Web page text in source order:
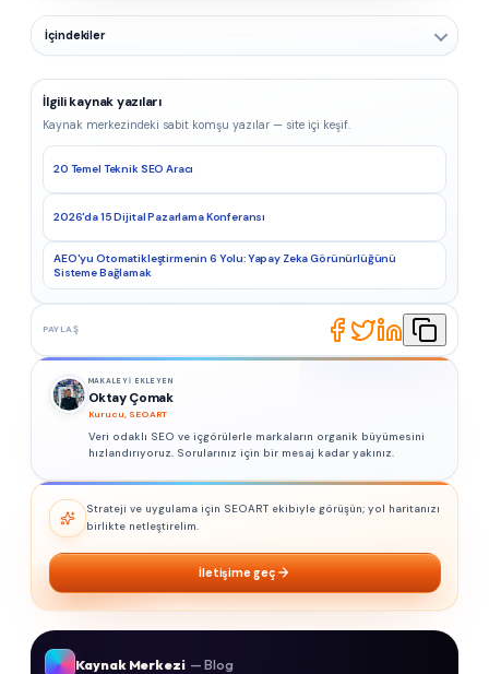
İçindekiler
İlgili kaynak yazıları
Kaynak merkezindeki sabit komşu yazılar — site içi keşif.
20 Temel Teknik SEO Aracı
2026'da 15 Dijital Pazarlama Konferansı
AEO'yu Otomatikleştirmenin 6 Yolu: Yapay Zeka Görünürlüğünü
Sisteme Bağlamak
PAYLAŞ
MAKALEYI EKLEYEN
Oktay Çomak
Kurucu, SEOART
Veri odaklı SEO ve içgörülerle markaların organik büyümesini
hızlandırıyoruz. Sorularınız için bir mesaj kadar yakınız.
Strateji ve uygulama için SEOART ekibiyle görüşün; yol haritanızı
birlikte netleştirelim.
İletişime geç
Kaynak Merkezi — Blog